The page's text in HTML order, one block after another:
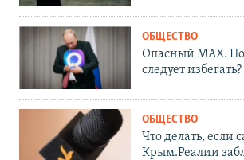
ОБЩЕСТВО
Опасный MAX.
следует избегать?
ОБЩЕСТВО
Что делать, если
Крым.Реалии